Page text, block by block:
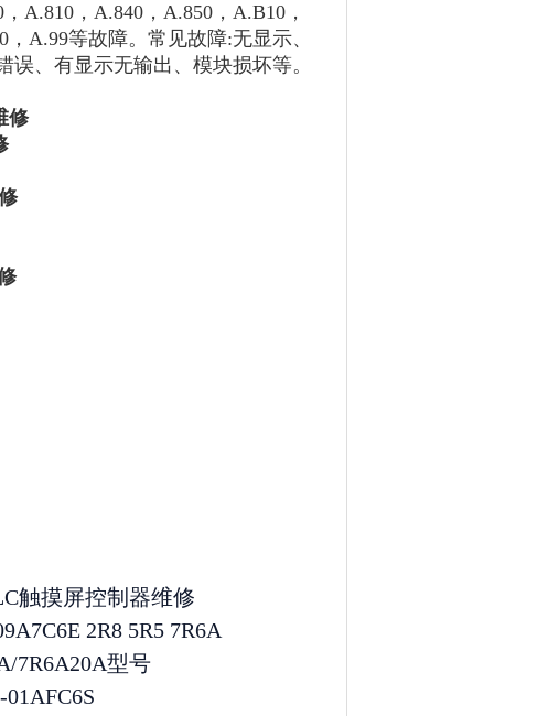
A.810，A.840，A.850，A.B10，
A.99等故障。常见故障:无显示、
、有显示无输出、模块损坏等。
修
触摸屏控制器维修
2R8 5R5 7R6A
7R6A20A型号